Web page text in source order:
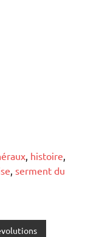
, histoire,
, serment du